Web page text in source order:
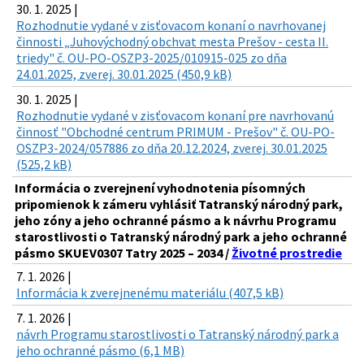
30. 1. 2025 |
Rozhodnutie vydané v zisťovacom konaní o navrhovanej
činnosti „Juhovýchodný obchvat mesta Prešov - cesta II.
triedy" č. OU-PO-OSZP3-2025/010915-025 zo dňa
24.01.2025, zverej. 30.01.2025 (450,9 kB)
30. 1. 2025 |
Rozhodnutie vydané v zisťovacom konaní pre navrhovanú
činnosť "Obchodné centrum PRIMUM - Prešov" č. OU-PO-
OSZP3-2024/057886 zo dňa 20.12.2024, zverej. 30.01.2025
(525,2 kB)
Informácia o zverejnení vyhodnotenia písomných
pripomienok k zámeru vyhlásiť Tatranský národný park,
jeho zóny a jeho ochranné pásmo a k návrhu Programu
starostlivosti o Tatranský národný park a jeho ochranné
pásmo SKUEV0307 Tatry 2025 – 2034 / Životné prostredie
7. 1. 2026 |
Informácia k zverejnenému materiálu (407,5 kB)
7. 1. 2026 |
návrh Programu starostlivosti o Tatranský národný park a
jeho ochranné pásmo (6,1 MB)